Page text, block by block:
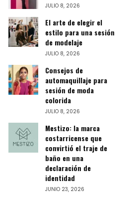
JULIO 8, 2026
El arte de elegir el
estilo para una sesión
de modelaje
JULIO 8, 2026
Consejos de
automaquillaje para
sesión de moda
colorida
JULIO 8, 2026
Mestizo: la marca
costarricense que
convirtió el traje de
baño en una
declaración de
identidad
JUNIO 23, 2026